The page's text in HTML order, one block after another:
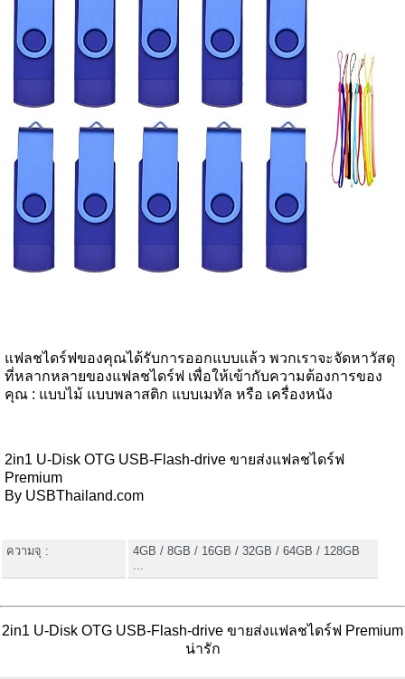
แฟลชไดร์ฟของคุณได้รับการออกแบบแล้ว พวกเราจะจัดหาวัสดุ
ที่หลากหลายของแฟลชไดร์ฟ เพื่อให้เข้ากับความต้องการของ
คุณ : แบบไม้ แบบพลาสติก แบบเมทัล หรือ เครื่องหนัง
2in1 U-Disk OTG USB-Flash-drive ขายส่งแฟลชไดร์ฟ
Premium
By USBThailand.com
ความจุ :
4GB / 8GB / 16GB / 32GB / 64GB / 128GB
2in1 U-Disk OTG USB-Flash-drive ขายส่งแฟลชไดร์ฟ Premium
น่ารัก